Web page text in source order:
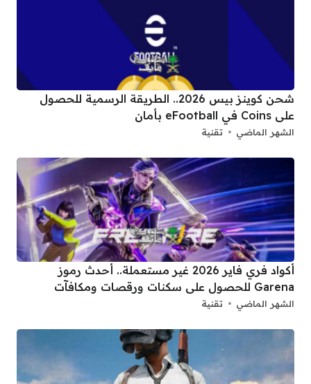
شحن كوينز بيس 2026.. الطريقة الرسمية للحصول
على Coins في eFootball بأمان
الشهر الماضي تقنية
أكواد فري فاير 2026 غير مستعملة.. أحدث رموز
Garena للحصول على سكنات ورقصات ومكافآت
الشهر الماضي تقنية